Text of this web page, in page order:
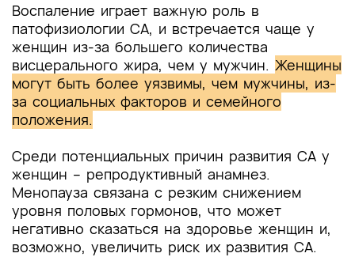
Воспаление играет важную роль в
патофизиологии СА, и встречается чаще у
женщин из-за большего количества
висцерального жира, чем у мужчин. Женщины
могут быть более уязвимы, чем мужчины, из-
за социальных факторов и семейного
положения.
Среди потенциальных причин развития СА у
женщин – репродуктивный анамнез.
Менопауза связана с резким снижением
уровня половых гормонов, что может
негативно сказаться на здоровье женщин и,
возможно, увеличить риск их развития СА.